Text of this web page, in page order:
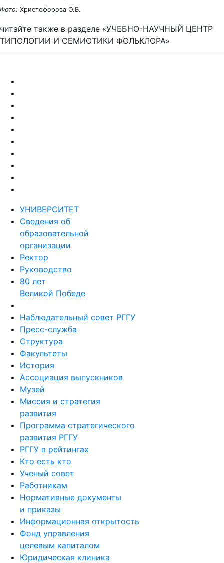
Фото: Христофорова О.Б.
читайте также в разделе «УЧЕБНО-НАУЧНЫЙ ЦЕНТР
ТИПОЛОГИИ И СЕМИОТИКИ ФОЛЬКЛОРА»
УНИВЕРСИТЕТ
Сведения об
образовательной
организации
Ректор
Руководство
80 лет
Великой Победе
Наблюдательный совет РГГУ
Пресс-служба
Структура
Факультеты
История
Ассоциация выпускников
Музей
Миссия и стратегия
развития
Программа стратегического
развития РГГУ
РГГУ в рейтингах
Кто есть кто
Ученый совет
Работникам
Нормативные документы
и приказы
Информационная открытость
Фонд управления
целевым капиталом
Юридическая клиника